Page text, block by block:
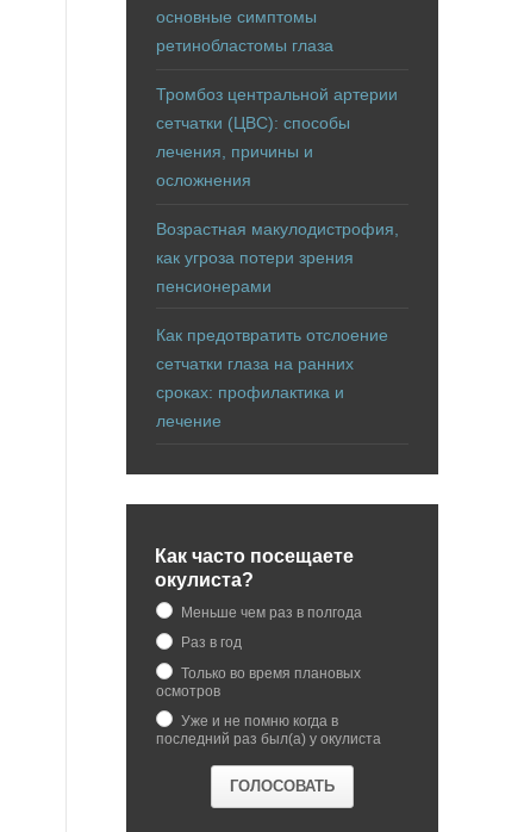
основные симптомы
ретинобластомы глаза
Тромбоз центральной артерии
сетчатки (ЦВС): способы
лечения, причины и
осложнения
Возрастная макулодистрофия,
как угроза потери зрения
пенсионерами
Как предотвратить отслоение
сетчатки глаза на ранних
сроках: профилактика и
лечение
Как часто посещаете
окулиста?
Меньше чем раз в полгода
Раз в год
Только во время плановых
осмотров
Уже и не помню когда в
последний раз был(а) у окулиста